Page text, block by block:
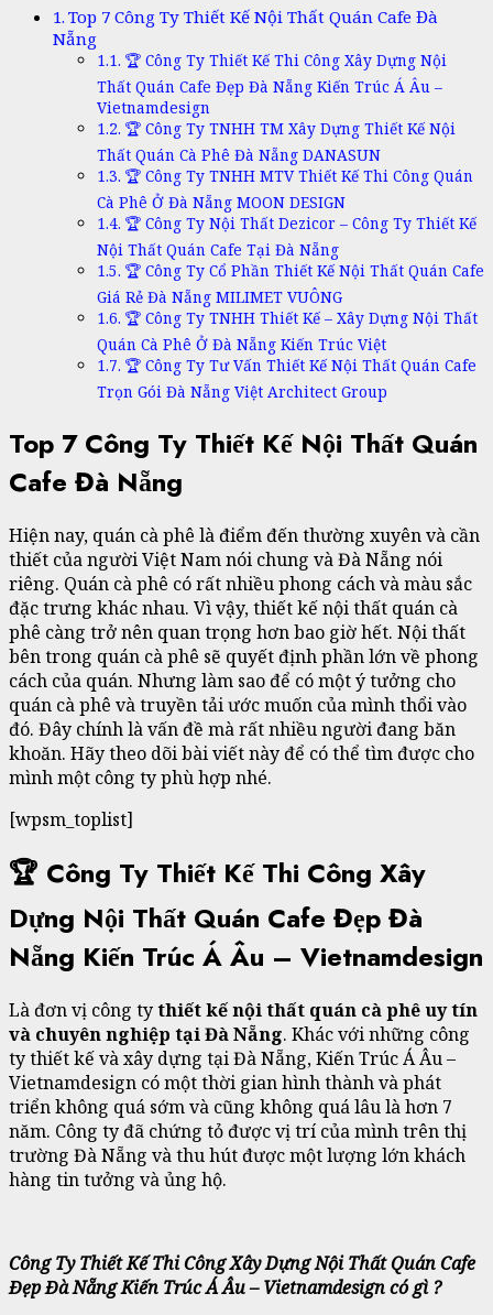
Top 7 Công Ty Thiết Kế Nội Thất Quán Cafe Đà
Nẵng
🏆 Công Ty Thiết Kế Thi Công Xây Dựng Nội
Thất Quán Cafe Đẹp Đà Nẵng Kiến Trúc Á Âu –
Vietnamdesign
🏆 Công Ty TNHH TM Xây Dựng Thiết Kế Nội
Thất Quán Cà Phê Đà Nẵng DANASUN
🏆 Công Ty TNHH MTV Thiết Kế Thi Công Quán
Cà Phê Ở Đà Nẵng MOON DESIGN
🏆 Công Ty Nội Thất Dezicor – Công Ty Thiết Kế
Nội Thất Quán Cafe Tại Đà Nẵng
🏆 Công Ty Cổ Phần Thiết Kế Nội Thất Quán Cafe
Giá Rẻ Đà Nẵng MILIMET VUÔNG
🏆 Công Ty TNHH Thiết Kế – Xây Dựng Nội Thất
Quán Cà Phê Ở Đà Nẵng Kiến Trúc Việt
🏆 Công Ty Tư Vấn Thiết Kế Nội Thất Quán Cafe
Trọn Gói Đà Nẵng Việt Architect Group
Top 7 Công Ty Thiết Kế Nội Thất Quán
Cafe Đà Nẵng
Hiện nay, quán cà phê là điểm đến thường xuyên và cần
thiết của người Việt Nam nói chung và Đà Nẵng nói
riêng. Quán cà phê có rất nhiều phong cách và màu sắc
đặc trưng khác nhau. Vì vậy, thiết kế nội thất quán cà
phê càng trở nên quan trọng hơn bao giờ hết. Nội thất
bên trong quán cà phê sẽ quyết định phần lớn về phong
cách của quán. Nhưng làm sao để có một ý tưởng cho
quán cà phê và truyền tải ước muốn của mình thổi vào
đó. Đây chính là vấn đề mà rất nhiều người đang băn
khoăn. Hãy theo dõi bài viết này để có thể tìm được cho
mình một công ty phù hợp nhé.
[wpsm_toplist]
🏆 Công Ty Thiết Kế Thi Công Xây
Dựng Nội Thất Quán Cafe Đẹp Đà
Nẵng Kiến Trúc Á Âu – Vietnamdesign
Là đơn vị công tythiết kế nội thất quán cà phê uy tín
và chuyên nghiệp tại Đà Nẵng. Khác với những công
ty thiết kế và xây dựng tại Đà Nẵng, Kiến Trúc Á Âu –
Vietnamdesign có một thời gian hình thành và phát
triển không quá sớm và cũng không quá lâu là hơn 7
năm. Công ty đã chứng tỏ được vị trí của mình trên thị
trường Đà Nẵng và thu hút được một lượng lớn khách
hàng tin tưởng và ủng hộ.
Công Ty Thiết Kế Thi Công Xây Dựng Nội Thất Quán Cafe
Đẹp Đà Nẵng Kiến Trúc Á Âu – Vietnamdesigncó gì ?